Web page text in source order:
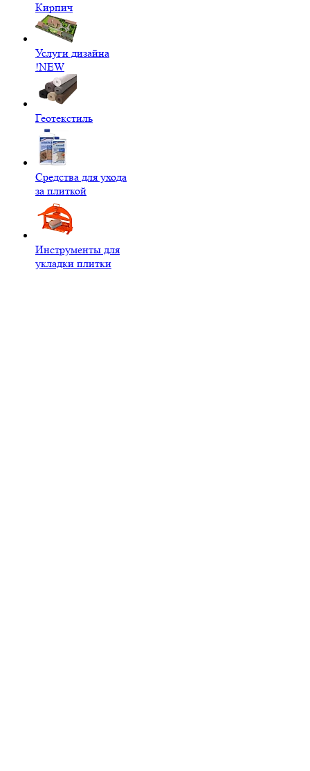
Кирпич
Услуги дизайна
!NEW
Геотекстиль
Средства для ухода
за плиткой
Инструменты для
укладки плитки